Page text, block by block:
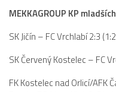
Fotogalerie
Klub
Kontakt
MEKKAGROUP KP
SK Jičín – FC Vrchlabí 2:3
SK Červený Kostelec – FC
FK Kostelec nad Orlicí/AFK